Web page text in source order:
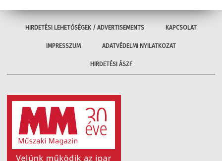
HIRDETÉSI LEHETŐSÉGEK / ADVERTISEMENTS KAPCSOLAT
IMPRESSZUM ADATVÉDELMI NYILATKOZAT
HIRDETÉSI ÁSZF